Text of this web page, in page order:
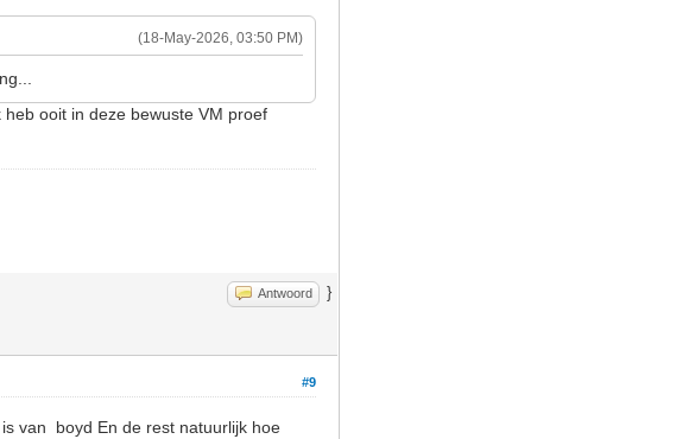
(18-May-2026, 03:50 PM)
ooit in deze bewuste VM proef
Antwoord }
#9
van boyd En de rest natuurlijk hoe